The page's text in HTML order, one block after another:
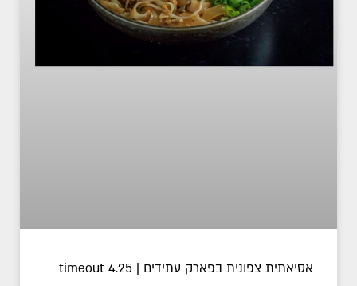
אסיאתית צפונית בפארק עתידים | timeout 4.25